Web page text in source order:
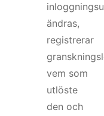
ändras,
registrerar
vem som
utlöste
den och